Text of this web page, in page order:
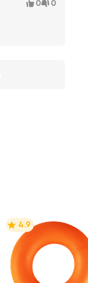
0 0
4.9